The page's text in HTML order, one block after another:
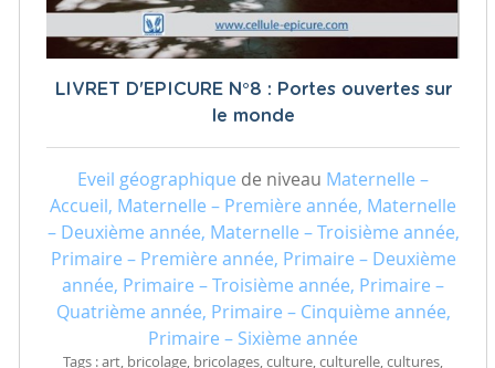
LIVRET D'EPICURE N°8 : Portes ouvertes sur
le monde
Eveil géographique de niveau Maternelle –
Accueil, Maternelle – Première année, Maternelle
– Deuxième année, Maternelle – Troisième année,
Primaire – Première année, Primaire – Deuxième
année, Primaire – Troisième année, Primaire –
Quatrième année, Primaire – Cinquième année,
Primaire – Sixième année
Tags : art, bricolage, bricolages, culture, culturelle, cultures,